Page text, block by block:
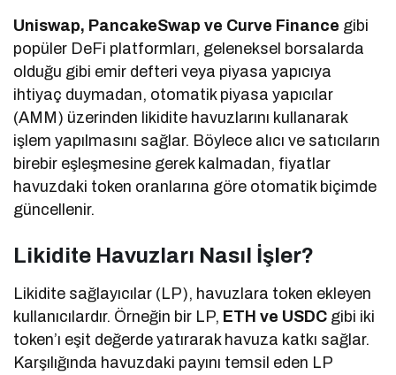
Uniswap, PancakeSwap ve Curve Finance gibi
popüler DeFi platformları, geleneksel borsalarda
olduğu gibi emir defteri veya piyasa yapıcıya
ihtiyaç duymadan, otomatik piyasa yapıcılar
(AMM) üzerinden likidite havuzlarını kullanarak
işlem yapılmasını sağlar. Böylece alıcı ve satıcıların
birebir eşleşmesine gerek kalmadan, fiyatlar
havuzdaki token oranlarına göre otomatik biçimde
güncellenir.
Likidite Havuzları Nasıl İşler?
Likidite sağlayıcılar (LP), havuzlara token ekleyen
kullanıcılardır. Örneğin bir LP, ETH ve USDC gibi iki
token’ı eşit değerde yatırarak havuza katkı sağlar.
Karşılığında havuzdaki payını temsil eden LP